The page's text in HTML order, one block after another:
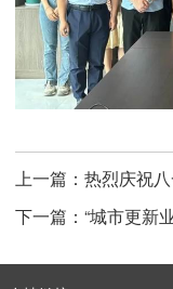
上一篇：热烈庆祝八
下一篇：“城市更新业务